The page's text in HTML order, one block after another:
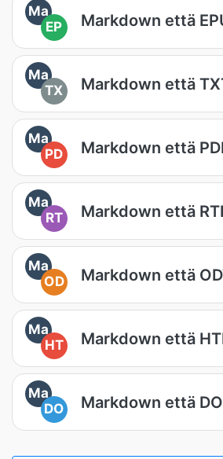
Ma
EP
Markdown että
Ma
TX
Markdown että
Ma
PD
Markdown että
Ma
RT
Markdown että
Ma
OD
Markdown että
Ma
HT
Markdown että
Ma
DO
Markdown että